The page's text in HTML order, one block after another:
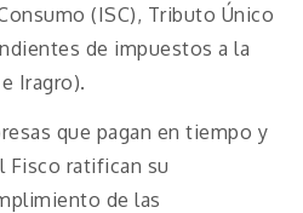
(ISC), Tributo Único
de impuestos a la
Iragro).
que pagan en tiempo y
Fisco ratifican su
de las